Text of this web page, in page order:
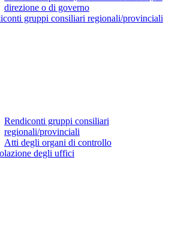
direzione o di governo
gruppi consiliari regionali/provinciali
Rendiconti gruppi consiliari
regionali/provinciali
Atti degli organi di controllo
degli uffici